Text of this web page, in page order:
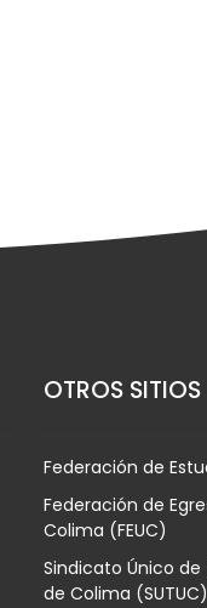
OTROS SITIOS
Federación de
Federación de
Colima (FEUC)
Sindicato Único de
de Colima (SUTUC)